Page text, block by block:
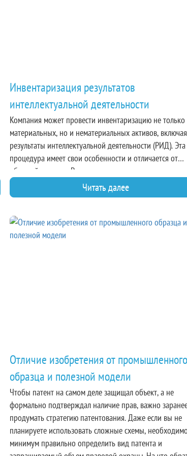
Инвентаризация результатов
интеллектуальной деятельности
Компания может провести инвентаризацию не только
материальных, но и нематериальных активов, включая
результаты интеллектуальной деятельности (РИД). Эта
процедура имеет свои особенности и отличается от
обычной ревизии. Рассмотрим, что такое
РИД, для чего она необходима и как проводится.
Читать далее
Отличие изобретения от промышленного
образца и полезной модели
Чтобы патент на самом деле защищал объект, а не
формально подтверждал наличие прав, важно
продумать стратегию патентования. Даже если вы не
планируете использовать сложные схемы,
минимум правильно определить вид патента и